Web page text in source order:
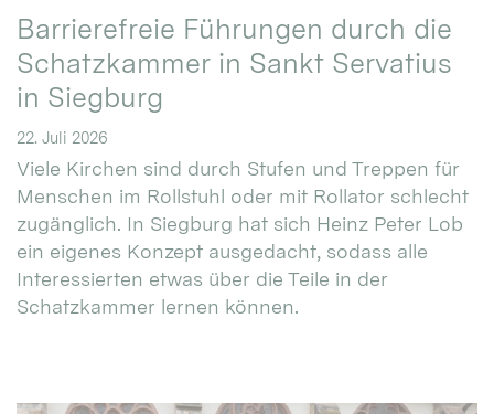
Barrierefreie Führungen durch die
Schatzkammer in Sankt Servatius
in Siegburg
22. Juli 2026
Viele Kirchen sind durch Stufen und Treppen für
Menschen im Rollstuhl oder mit Rollator schlecht
zugänglich. In Siegburg hat sich Heinz Peter Lob
ein eigenes Konzept ausgedacht, sodass alle
Interessierten etwas über die Teile in der
Schatzkammer lernen können.